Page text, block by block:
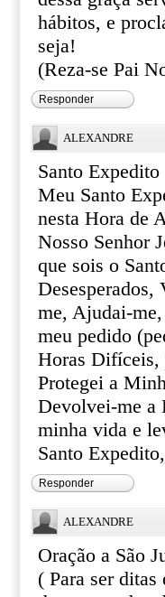
hábitos, e
seja!
(Reza-se Pai
Responder
ALEXANDRE
Santo Expedito
Meu Santo
nesta Hora de
Nosso Senhor
que sois o
Desesperados,
me, Ajudai-
meu pedido
Horas Difíceis,
Protegei a
Devolvei-me a
minha vida e
Santo
Responder
ALEXANDRE
Oração a São
( Para ser ditas